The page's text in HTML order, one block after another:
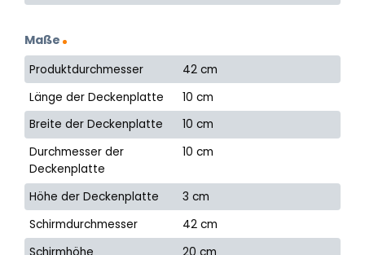
Maße
Produktdurchmesser
42 cm
Länge der Deckenplatte
10 cm
Breite der Deckenplatte
10 cm
Durchmesser der
Deckenplatte
10 cm
Höhe der Deckenplatte
3 cm
Schirmdurchmesser
42 cm
Schirmhöhe
20 cm